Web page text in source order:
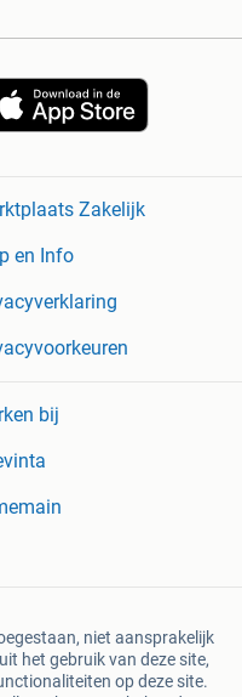
Zakelijk
en Info
bij
niet aansprakelijk
het gebruik van deze site,
op deze site.